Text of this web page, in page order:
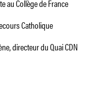
au Collège de France
Catholique
directeur du Quai CDN